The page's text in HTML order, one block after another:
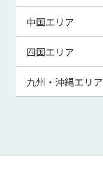
秋田県
山形県
千葉県
茨城県
群馬県
福井県
山梨県
長野県
静岡県
三重県
滋賀県
京都府
大阪府
兵庫県
和歌山県
中国エリア
鳥取県
島根県
山口県
四国エリア
徳島県
高知県
九州・沖縄エリア